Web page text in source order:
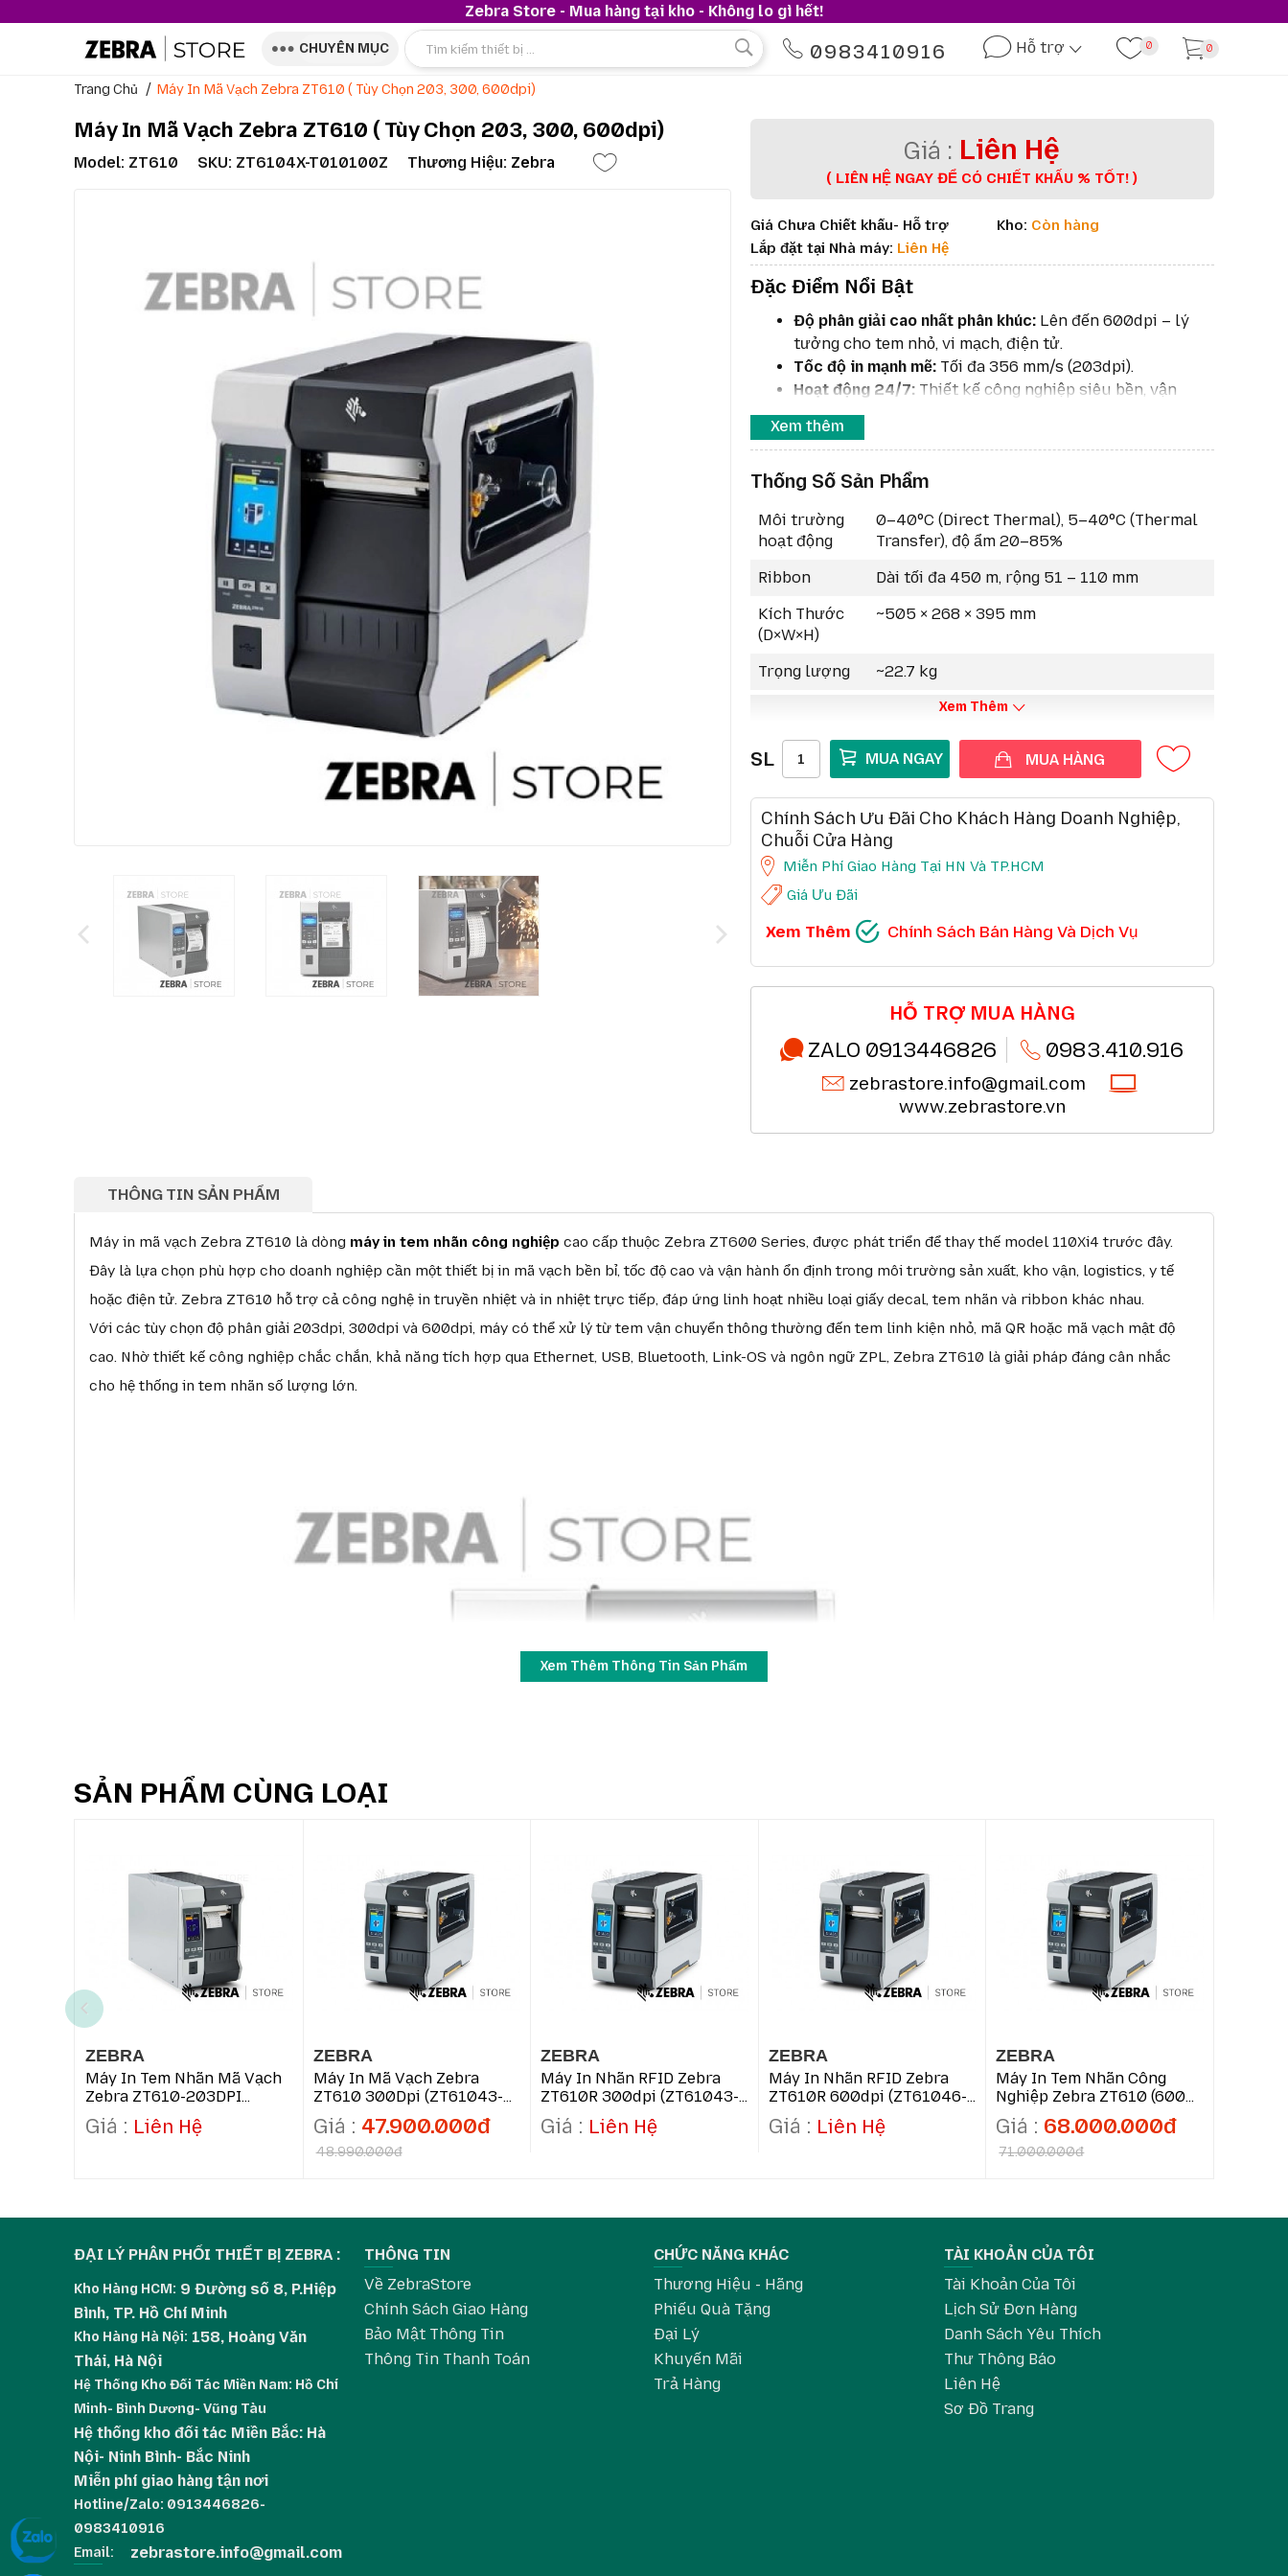
Zebra Store - Mua hàng tại kho - Không lo gì hết!
CHUYÊN MỤC 0983410916 Hỗ trợ 0 0
Trang Chủ Máy In Mã Vạch Zebra ZT610 ( Tùy Chọn 203, 300, 600dpi)
Máy In Mã Vạch Zebra ZT610 ( Tùy Chọn 203, 300, 600dpi)
Model: ZT610 SKU: ZT6104X-T010100Z Thương Hiệu: Zebra Liên Hệ
( LIÊN HỆ NGAY ĐỂ CÓ CHIẾT KHẤU % TỐT! )
Giá Chưa Chiết khấu- Hỗ trợ
Lắp đặt tại Nhà máy: Liên Hệ
Kho: Còn hàng
Đặc Điểm Nổi Bật
Độ phân giải cao nhất phân khúc:Lên đến 600dpi – lý
tưởng cho tem nhỏ, vi mạch, điện tử.
Tốc độ in mạnh mẽ:Tối đa 356 mm/s (203dpi).
Hoạt động 24/7:Thiết kế công nghiệp siêu bền, vận
hành liên tục.
Khung kim loại chắc chắn:
Công nghệ in kép:In nhiệt trực tiếp & truyền nhiệt.
Màn hình màu trực quan:Dễ dàng cấu hình và vận hành.
Zebra Print DNA:Quản lý thiết bị thông minh, bảo mật
cao.
Ứng dụng chuyên sâu:điện tử, y tế, sản xuất chính xác
cao.
Xem thêm
Thống Số Sản Phẩm
Môi trường
hoạt động
0–40°C (Direct Thermal), 5–40°C (Thermal
Transfer), độ ẩm 20–85%
Ribbon
Dài tối đa 450 m, rộng 51 – 110 mm
Kích Thước
(D×W×H)
~505 × 268 × 395 mm
Trọng lượng ~22.7 kg
Xem Thêm
SL MUA HÀNG
Chính Sách Ưu Đãi Cho Khách Hàng Doanh Nghiệp,
Chuỗi Cửa Hàng
Miễn Phí Giao Hàng Tại HN Và TP.HCM
Giá Ưu Đãi
CHÍNH SÁCH BÁN HÀNG VÀ DỊCH VỤ
Ưu đãi chuỗi cửa hàng, siêu thị
Ưu đãi khách hàng doanh nghiệp cả FDI Chi tiết
Mua online - giao hàng nhanh chóng (*) Chi tiết
Chất lượng sản phẩm chính hãng CO,CQ (*)
Thanh toán chuyển khoản QRcode (*)
Chi tiết
Xem Thêm Chính Sách Bán Hàng Và Dịch Vụ
HỖ TRỢ MUA HÀNG
ZALO 0913446826 0983.410.916
zebrastore.info@gmail.com
www.zebrastore.vn
THÔNG TIN SẢN PHẨM
Máy in mã vạch Zebra ZT610 là dòng máy in tem nhãn công nghiệp cao cấp thuộc Zebra ZT600 Series, được phát triển để thay thế model 110Xi4 trước đây.
Đây là lựa chọn phù hợp cho doanh nghiệp cần một thiết bị in mã vạch bền bỉ, tốc độ cao và vận hành ổn định trong môi trường sản xuất, kho vận, logistics, y tế
hoặc điện tử. Zebra ZT610 hỗ trợ cả công nghệ in truyền nhiệt và in nhiệt trực tiếp, đáp ứng linh hoạt nhiều loại giấy decal, tem nhãn và ribbon khác nhau.
Với các tùy chọn độ phân giải 203dpi, 300dpi và 600dpi, máy có thể xử lý từ tem vận chuyển thông thường đến tem linh kiện nhỏ, mã QR hoặc mã vạch mật độ
cao. Nhờ thiết kế công nghiệp chắc chắn, khả năng tích hợp qua Ethernet, USB, Bluetooth, Link-OS và ngôn ngữ ZPL, Zebra ZT610 là giải pháp đáng cân nhắc
cho hệ thống in tem nhãn số lượng lớn.
Zebra ZT610
Thông số kỹ thuật máy in mã vạch Zebra ZT610
Hạng mục
Độ phân giải
203 dpi / 300 dpi / 600 dpi
Cổng kết nối
Công nghệ in
Dao cắt
Khổ giấy
25.4 mm – 114 mm
Xem Thêm Thông Tin Sản Phẩm
SẢN PHẨM CÙNG LOẠI
ZEBRA
Máy In Tem Nhãn Mã Vạch
Zebra ZT610-203DPI
(ZT61042-T0P0100Z)
Liên Hệ
ZEBRA
Máy In Mã Vạch Zebra
ZT610 300Dpi (ZT61043-
T0P0100Z)47.900.000đ
48.990.000đ
ZEBRA
Máy In Nhãn RFID Zebra
ZT610R 300dpi (ZT61043-
T0E01C0Z)
Liên Hệ
ZEBRA
Máy In Nhãn RFID Zebra
ZT610R 600dpi (ZT61046-
T0E02C0Z)
Liên Hệ
ZEBRA
Máy In Tem Nhãn Công
Nghiệp Zebra ZT610 (600
Dpi) (ZT61046-T0P0100Z)
68.000.000đ
71.000.000đ
ĐẠI LÝ PHÂN PHỐI THIẾT BỊ ZEBRA :
Kho Hàng HCM: 9 Đường số 8, P.Hiệp
Bình, TP. Hồ Chí Minh
Kho Hàng Hà Nội: 158, Hoàng Văn
Thái, Hà Nội
Hệ Thống Kho Đối Tác Miền Nam: Hồ Chí
Minh- Bình Dương- Vũng Tàu
Hệ thống kho đối tác Miền Bắc: Hà
Nội- Ninh Bình- Bắc Ninh
Miễn phí giao hàng tận nơi
Hotline/Zalo: 0913446826-
0983410916
Email:
zebrastore.info@gmail.com
THÔNG TIN
Về ZebraStore
Chính Sách Giao Hàng
Bảo Mật Thông Tin
Thông Tin Thanh Toán
CHỨC NĂNG KHÁC
Thương Hiệu - Hãng
Phiếu Quà Tặng
Đại Lý
Khuyến Mãi
Trả Hàng
TÀI KHOẢN CỦA TÔI
Tài Khoản Của Tôi
Lịch Sử Đơn Hàng
Danh Sách Yêu Thích
Thư Thông Báo
Liên Hệ
Sơ Đồ Trang